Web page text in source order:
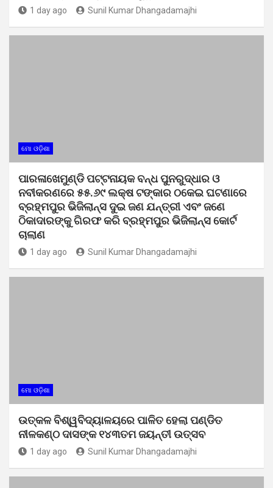
1 day ago Sunil Kumar Dhangadamajhi
ମୋ ଓଡ଼ିଶା
ପାରଳାଖେମୁଣ୍ଡି ପଟ୍ଟନାୟକ ବନ୍ଧ ପୁନରୁଦ୍ଧାର ଓ
ନବୀକରଣରେ ୫୫.୬୯ ଲକ୍ଷ ଟଙ୍କାର ଠକେଇ ଘଟଣାରେ
ବ୍ରହ୍ମପୁର ଭିଜିଲାନ୍ସ ଦୁଇ ଜଣ ଯନ୍ତ୍ରୀ ଏବଂ ଜଣେ
ଠିକାଦାରଙ୍କୁ ଗିରଫ କରି ବ୍ରହ୍ମପୁର ଭିଜିଲାନ୍ସ କୋର୍ଟ
ଚାଲାଣ
1 day ago Sunil Kumar Dhangadamajhi
ମୋ ଓଡ଼ିଶା
ଉତ୍କଳ ବିଶ୍ୱବିଦ୍ୟାଳୟରେ ପାଳିତ ହେଲା ପଣ୍ଡିତ
ନୀଳକଣ୍ଠ ଦାସଙ୍କ ୧୪୩ତମ ଜୟନ୍ତୀ ଉତ୍ସବ
1 day ago Sunil Kumar Dhangadamajhi